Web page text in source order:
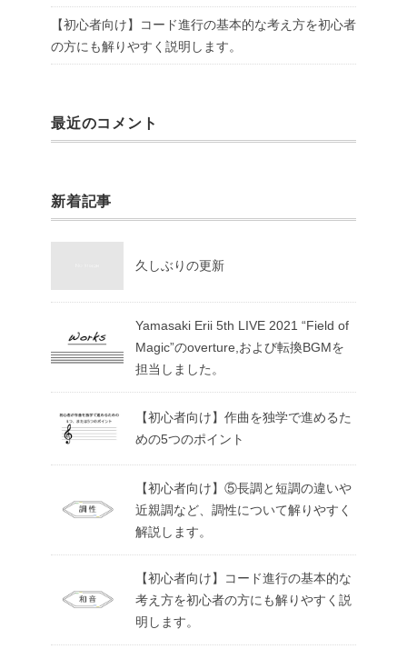
【初心者向け】コード進行の基本的な考え方を初心者
の方にも解りやすく説明します。
最近のコメント
新着記事
久しぶりの更新
Yamasaki Erii 5th LIVE 2021 “Field of
Magic”のoverture,および転換BGMを
担当しました。
【初心者向け】作曲を独学で進めるた
めの5つのポイント
【初心者向け】⑤長調と短調の違いや
近親調など、調性について解りやすく
解説します。
【初心者向け】コード進行の基本的な
考え方を初心者の方にも解りやすく説
明します。